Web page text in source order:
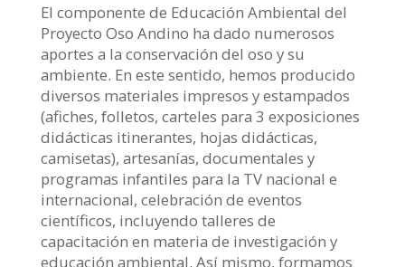
El componente de Educación Ambiental del
Proyecto Oso Andino ha dado numerosos
aportes a la conservación del oso y su
ambiente. En este sentido, hemos producido
diversos materiales impresos y estampados
(afiches, folletos, carteles para 3 exposiciones
didácticas itinerantes, hojas didácticas,
camisetas), artesanías, documentales y
programas infantiles para la TV nacional e
internacional, celebración de eventos
científicos, incluyendo talleres de
capacitación en materia de investigación y
educación ambiental. Así mismo, formamos